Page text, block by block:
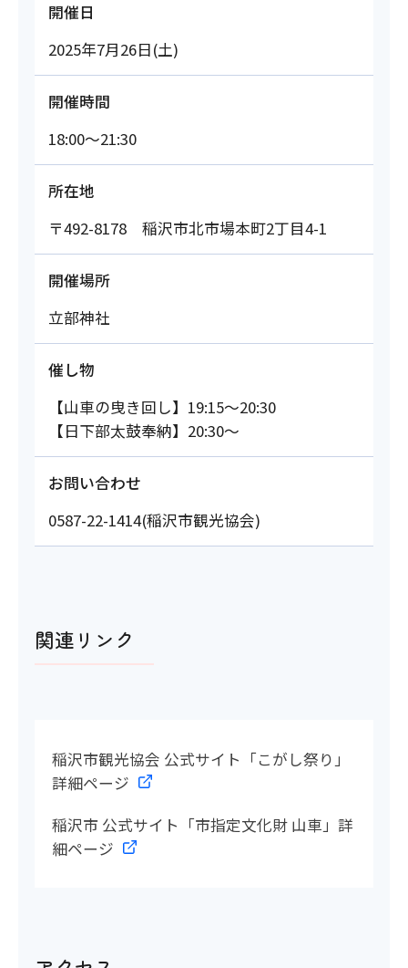
開催日
2025年7月26日(土)
開催時間
18:00～21:30
所在地
〒492-8178 稲沢市北市場本町2丁目4-1
開催場所
立部神社
催し物
【山車の曳き回し】19:15～20:30
【日下部太鼓奉納】20:30～
お問い合わせ
0587-22-1414(稲沢市観光協会)
関連リンク
稲沢市観光協会 公式サイト「こがし祭り」
詳細ページ
稲沢市 公式サイト「市指定文化財 山車」詳
細ページ